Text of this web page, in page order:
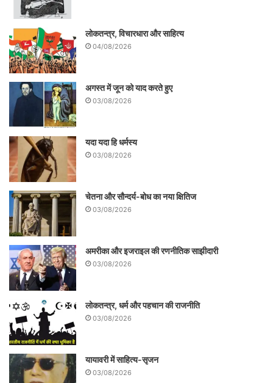
लोकतन्त्र, विचारधारा और साहित्य
04/08/2026
अगस्त में जून को याद करते हुए
03/08/2026
यदा यदा हि धर्मस्य
03/08/2026
चेतना और सौन्दर्य-बोध का नया क्षितिज
03/08/2026
अमरीका और इजराइल की रणनीतिक साझीदारी
03/08/2026
लोकतन्त्र, धर्म और पहचान की राजनीति
03/08/2026
यायावरी में साहित्य-सृजन
03/08/2026